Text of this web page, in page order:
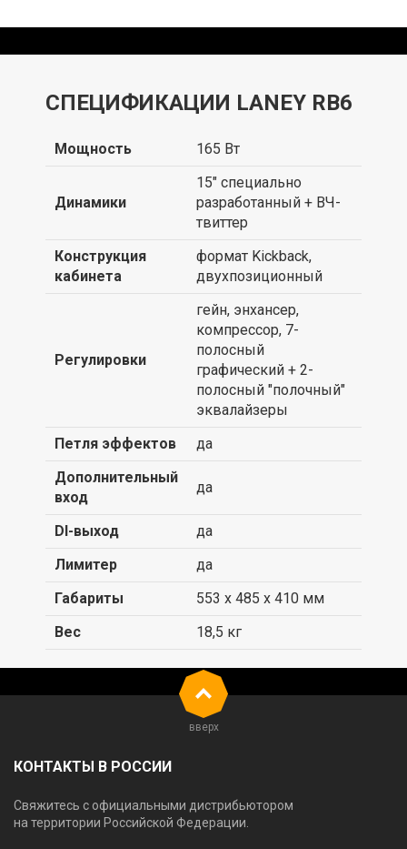
СПЕЦИФИКАЦИИ LANEY RB6
Мощность 165 Вт
Динамики
15" специально
разработанный + ВЧ-
твиттер
Конструкция
кабинета
формат Kickback,
двухпозиционный
Регулировки
гейн, энхансер,
компрессор, 7-
полосный
графический + 2-
полосный "полочный"
эквалайзеры
Петля эффектов
да
Дополнительный
вход
да
DI-выход
да
Лимитер
да
Габариты
553 x 485 x 410 мм
Вес
18,5 кг
КОНТАКТЫ В РОССИИ
Свяжитесь с официальными дистрибьютором
на территории Российской Федерации.
вверх